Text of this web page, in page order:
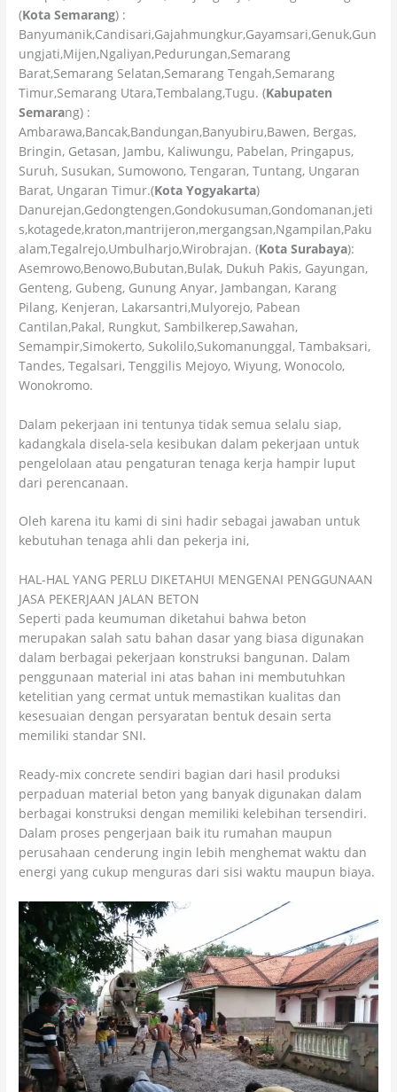
(Kota Semarang) :
Banyumanik,Candisari,Gajahmungkur,Gayamsari,Genuk,Gun
ungjati,Mijen,Ngaliyan,Pedurungan,Semarang
Barat,Semarang Selatan,Semarang Tengah,Semarang
Timur,Semarang Utara,Tembalang,Tugu. (Kabupaten
Semarang) :
Ambarawa,Bancak,Bandungan,Banyubiru,Bawen, Bergas,
Bringin, Getasan, Jambu, Kaliwungu, Pabelan, Pringapus,
Suruh, Susukan, Sumowono, Tengaran, Tuntang, Ungaran
Barat, Ungaran Timur.(Kota Yogyakarta)
Danurejan,Gedongtengen,Gondokusuman,Gondomanan,jeti
s,kotagede,kraton,mantrijeron,mergangsan,Ngampilan,Paku
alam,Tegalrejo,Umbulharjo,Wirobrajan. (Kota Surabaya):
Asemrowo,Benowo,Bubutan,Bulak, Dukuh Pakis, Gayungan,
Genteng, Gubeng, Gunung Anyar, Jambangan, Karang
Pilang, Kenjeran, Lakarsantri,Mulyorejo, Pabean
Cantilan,Pakal, Rungkut, Sambilkerep,Sawahan,
Semampir,Simokerto, Sukolilo,Sukomanunggal, Tambaksari,
Tandes, Tegalsari, Tenggilis Mejoyo, Wiyung, Wonocolo,
Wonokromo.
Dalam pekerjaan ini tentunya tidak semua selalu siap,
kadangkala disela-sela kesibukan dalam pekerjaan untuk
pengelolaan atau pengaturan tenaga kerja hampir luput
dari perencanaan.
Oleh karena itu kami di sini hadir sebagai jawaban untuk
kebutuhan tenaga ahli dan pekerja ini,
HAL-HAL YANG PERLU DIKETAHUI MENGENAI PENGGUNAAN
JASA PEKERJAAN JALAN BETON
Seperti pada keumuman diketahui bahwa beton
merupakan salah satu bahan dasar yang biasa digunakan
dalam berbagai pekerjaan konstruksi bangunan. Dalam
penggunaan material ini atas bahan ini membutuhkan
ketelitian yang cermat untuk memastikan kualitas dan
kesesuaian dengan persyaratan bentuk desain serta
memiliki standar SNI.
Ready-mix concrete sendiri bagian dari hasil produksi
perpaduan material beton yang banyak digunakan dalam
berbagai konstruksi dengan memiliki kelebihan tersendiri.
Dalam proses pengerjaan baik itu rumahan maupun
perusahaan cenderung ingin lebih menghemat waktu dan
energi yang cukup menguras dari sisi waktu maupun biaya.